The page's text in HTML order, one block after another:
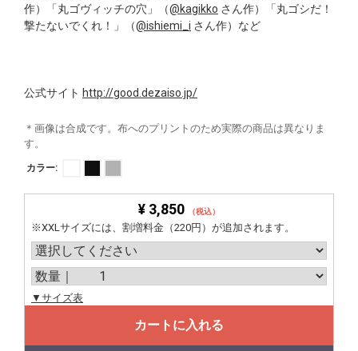
作）「丸ゴヴィッチの穴」（@kagikko さん作）「丸ゴシだ！
撃たないでくれ！」（@ishiemi_i さん作）など
公式サイト http://good.dezaiso.jp/
＊画像は合成です。布へのプリントのため実際の商品は異なりま
す。
カラー:
¥ 3,850 （税込）
※XXLサイズには、割増料金（220円）が追加されます。
▼サイズ表
カートに入れる